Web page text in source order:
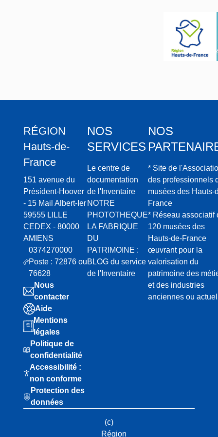
re des
Gaules
RÉGION
Hauts-de-
France
151 avenue du
Président-Hoover
- 15 Mail Albert-Ier
59555 LILLE
CEDEX - 80000
AMIENS
0374270000
Poste : 72876 ou
76628
Nous
contacter
Aide
Mentions
légales
Politique de
confidentialité
Accessibilité :
non conforme
Protection des
données
NOS
SERVICES
Le centre de
documentation
de l'Inventaire
NOTRE
PHOTOTHEQUE
LA FABRIQUE
DU
PATRIMOINE :
BLOG du service
de l'Inventaire
NOS
* Site de
des professionnels
musées des Hauts-
France
* Réseau associatif
120 musées des
Hauts-de-France
œuvrant pour la
valorisation du
patrimoine des
et des industries
anciennes ou
(c)
Région